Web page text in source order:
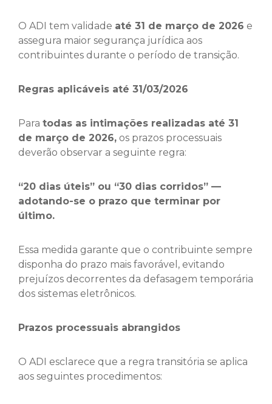
O ADI tem validade até 31 de março de 2026 e
assegura maior segurança jurídica aos
contribuintes durante o período de transição.
Regras aplicáveis até 31/03/2026
Para todas as intimações realizadas até 31
de março de 2026, os prazos processuais
deverão observar a seguinte regra:
“20 dias úteis” ou “30 dias corridos” —
adotando-se o prazo que terminar por
último.
Essa medida garante que o contribuinte sempre
disponha do prazo mais favorável, evitando
prejuízos decorrentes da defasagem temporária
dos sistemas eletrônicos.
Prazos processuais abrangidos
O ADI esclarece que a regra transitória se aplica
aos seguintes procedimentos: